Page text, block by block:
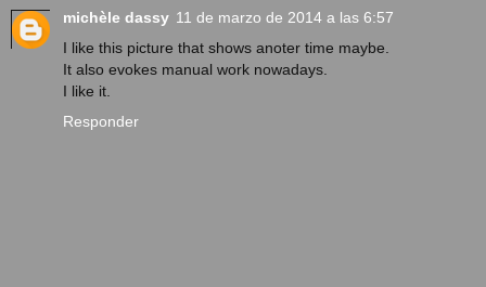
michèle dassy 11 de marzo de 2014 a las 6:57
I like this picture that shows anoter time maybe.
It also evokes manual work nowadays.
I like it.
Responder